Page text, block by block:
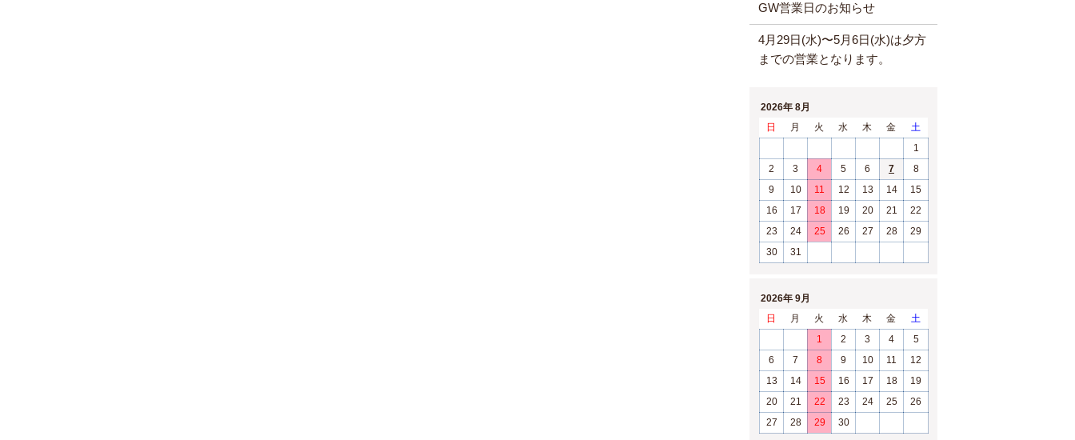
GW営業日のお知らせ
4月29日(水)〜5月6日(水)は夕方
までの営業となります。
2026年 8月
日
月 火 水 木 金
土
1
2
3 4 5 6 7
8
9
10 11 12 13 14
15
16
17 18 19 20 21
22
23
24 25 26 27 28
29
30
31
2026年 9月
日
月 火 水 木 金
土
1
2 3 4
5
6
7 8 9 10 11
12
13
14 15 16 17 18
19
20
21 22 23 24 25
26
27
28 29 30